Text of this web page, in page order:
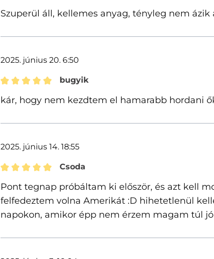
Értékelés 5 of 5 csillagok besorolásával
Szuperül áll, kellemes anyag, tényleg nem ázik
2025. június 20. 6:50
Értékelés 5 of 5 csillagok besorolásával
bugyik
kár, hogy nem kezdtem el hamarabb hordani
2025. június 14. 18:55
Értékelés 5 of 5 csillagok besorolásával
Csoda
Pont tegnap próbáltam ki először, és azt kell
felfedeztem volna Amerikát :D hihetetlenül
napokon, amikor épp nem érzem magam túl